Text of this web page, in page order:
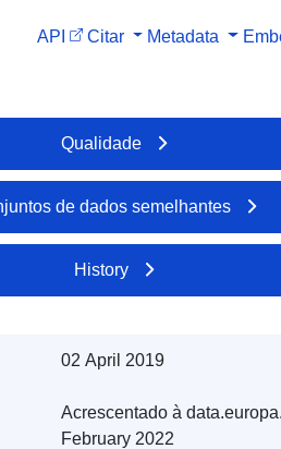
relativa
API Citar Metadata
Qualidade
de dados semelhantes
History
02 April 2019
Acrescentado à
February 2022